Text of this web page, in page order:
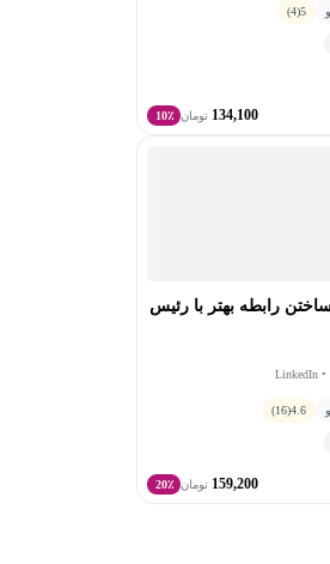
5
(4)
134,100 تومان 10٪
رابطه بهتر با رئیس
LinkedIn •
4.6
(16)
159,200 تومان 20٪